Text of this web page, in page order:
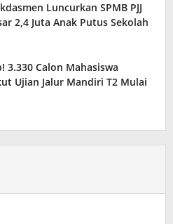
Luncurkan SPMB PJJ
2,4 Juta Anak Putus Sekolah
3.330 Calon Mahasiswa
Ujian Jalur Mandiri T2 Mulai